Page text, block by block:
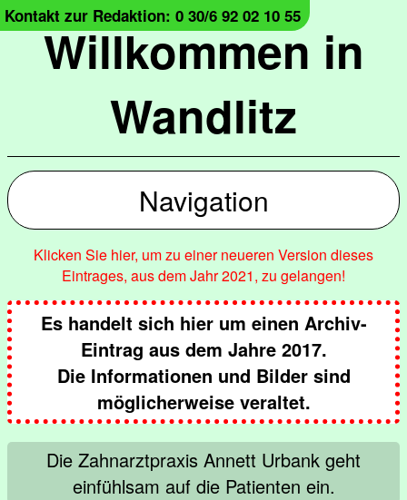
Willkommen in
Wandlitz
Kontakt zur Redaktion: 0 30/6 92 02 10 55
Navigation
Klicken Sie hier, um zu einer neueren Version dieses
Eintrages, aus dem Jahr 2021, zu gelangen!
Es handelt sich hier um einen Archiv-
Eintrag aus dem Jahre 2017.
Die Informationen und Bilder sind
möglicherweise veraltet.
Die Zahnarztpraxis Annett Urbank geht
einfühlsam auf die Patienten ein.